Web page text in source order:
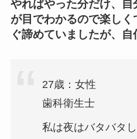
やればやった分だけ、
が目でわかるので楽し
ぐ諦めていましたが、自
27歳：女性
歯科衛生士
私は夜はバタバタ